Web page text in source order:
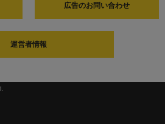
広告のお問い合わせ
運営者情報